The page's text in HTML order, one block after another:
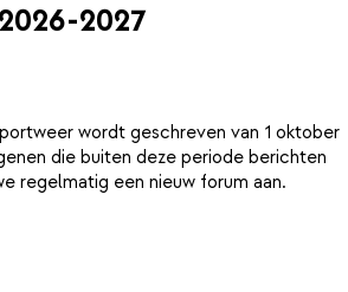
2027
wordt geschreven van 1 oktober
die buiten deze periode berichten
regelmatig een nieuw forum aan.